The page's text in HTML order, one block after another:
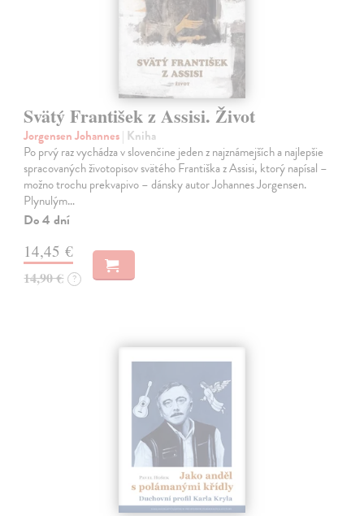
Svätý František z Assisi. Život
Jorgensen Johannes| Kniha
Po prvý raz vychádza v slovenčine jeden z najznámejších a najlepšie
spracovaných životopisov svätého Františka z Assisi, ktorý napísal –
možno trochu prekvapivo – dánsky autor Johannes Jorgensen.
Plynulým…
Do 4 dní
14,45 €
14,90 € ?